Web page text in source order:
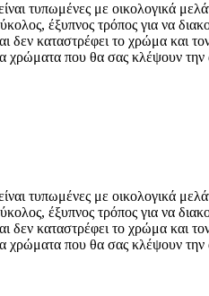
τυπωμένες με οικολογικά
έξυπνος τρόπος για να
δεν καταστρέφει το χρώμα και
χρώματα που θα σας κλέψουν
τυπωμένες με οικολογικά
έξυπνος τρόπος για να
δεν καταστρέφει το χρώμα και
χρώματα που θα σας κλέψουν